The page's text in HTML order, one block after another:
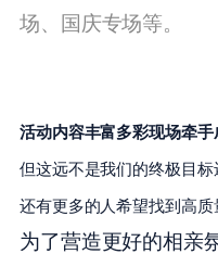
场、国庆专场等。
活动内容丰富多彩现场牵手
但这远不是我们的终极目标
还有更多的人希望找到高质
为了营造更好的相亲